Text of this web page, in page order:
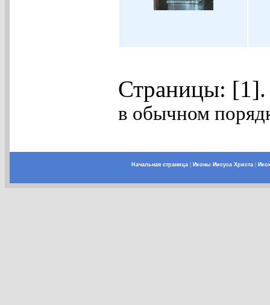
Страницы:
в обычном
Начальная страница| Иконы Иисуса Христа|